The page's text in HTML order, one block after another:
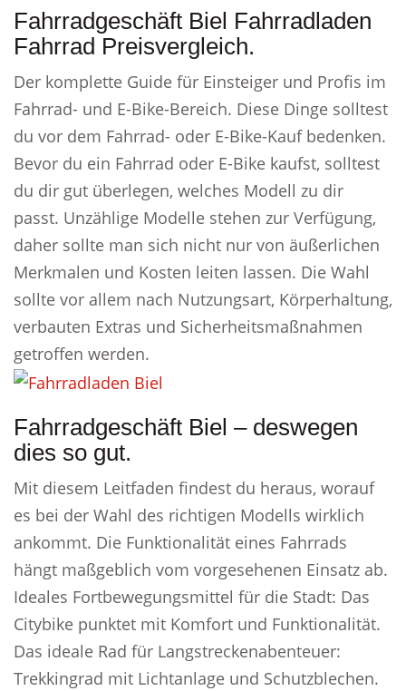
Fahrradgeschäft Biel Fahrradladen
Fahrrad Preisvergleich.
Der komplette Guide für Einsteiger und Profis im
Fahrrad- und E-Bike-Bereich. Diese Dinge solltest
du vor dem Fahrrad- oder E-Bike-Kauf bedenken.
Bevor du ein Fahrrad oder E-Bike kaufst, solltest
du dir gut überlegen, welches Modell zu dir
passt. Unzählige Modelle stehen zur Verfügung,
daher sollte man sich nicht nur von äußerlichen
Merkmalen und Kosten leiten lassen. Die Wahl
sollte vor allem nach Nutzungsart, Körperhaltung,
verbauten Extras und Sicherheitsmaßnahmen
getroffen werden.
Fahrradgeschäft Biel – deswegen
dies so gut.
Mit diesem Leitfaden findest du heraus, worauf
es bei der Wahl des richtigen Modells wirklich
ankommt. Die Funktionalität eines Fahrrads
hängt maßgeblich vom vorgesehenen Einsatz ab.
Ideales Fortbewegungsmittel für die Stadt: Das
Citybike punktet mit Komfort und Funktionalität.
Das ideale Rad für Langstreckenabenteuer:
Trekkingrad mit Lichtanlage und Schutzblechen.